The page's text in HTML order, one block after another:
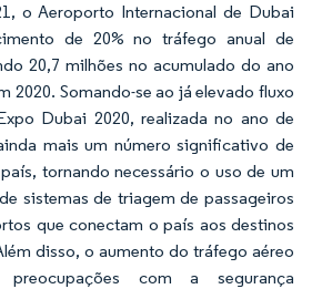
o Aeroporto Internacional de Dubai
de 20% no tráfego anual de
20,7 milhões no acumulado do ano
2020. Somando-se ao já elevado fluxo
Dubai 2020, realizada no ano de
mais um número significativo de
tornando necessário o uso de um
sistemas de triagem de passageiros
que conectam o país aos destinos
disso, o aumento do tráfego aéreo
com a segurança